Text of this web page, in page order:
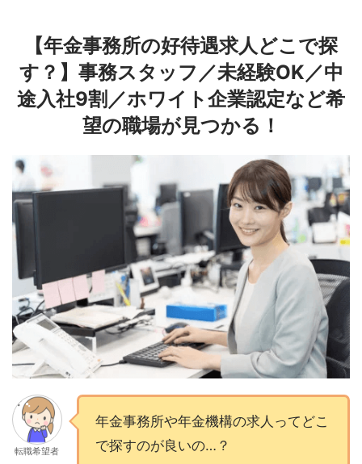
【年金事務所の好待遇求人どこで探
す？】事務スタッフ／未経験OK／中
途入社9割／ホワイト企業認定など希
望の職場が見つかる！
転職希望者
年金事務所や年金機構の求人ってどこ
で探すのが良いの…？